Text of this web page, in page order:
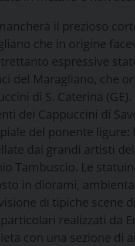
il prezioso
che in origine
espressive
del Maragliano, che
di S. Caterina
dei Cappuccini di
del ponente
dai grandi artisti
Tambuscio. Le
in diorami,
di tipiche scene
realizzati da
con una sezione di